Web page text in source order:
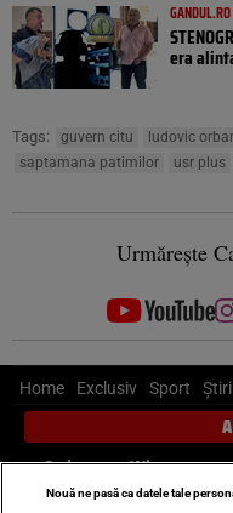
GANDUL.RO
era
Tags: guvern citu ludovic
saptamana patimilor
usr plus
Urmărește
Home Exclusiv Sport Știri
Scrie-ne pe Whatsapp,
Nouă ne pasă ca datele tale